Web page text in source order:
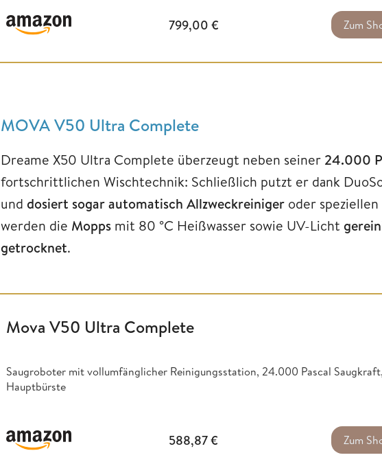
799,00 € Zum
MOVA V50 Ultra Complete
Dreame X50 Ultra Complete überzeugt neben seiner 24.000
fortschrittlichen Wischtechnik: Schließlich putzt er dank
und dosiert sogar automatisch Allzweckreinigeroder
werden die Moppsmit 80 °C Heißwasser sowie UV-Licht
getrocknet.
Mova V50 Ultra Complete
Saugroboter mit vollumfänglicher Reinigungsstation, 24.000 Pascal
Hauptbürste
588,87€ Zum